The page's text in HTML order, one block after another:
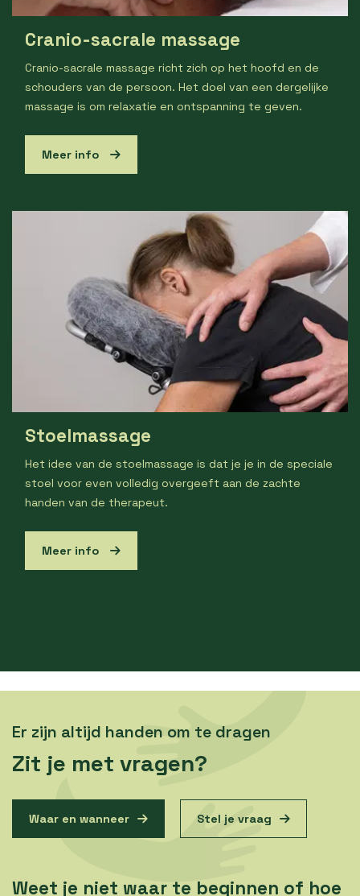
Cranio-sacrale massage
Cranio-sacrale massage richt zich op het hoofd en de
schouders van de persoon. Het doel van een dergelijke
massage is om relaxatie en ontspanning te geven.
Meer info
Stoelmassage
Het idee van de stoelmassage is dat je je in de speciale
stoel voor even volledig overgeeft aan de zachte
handen van de therapeut.
Meer info
Er zijn altijd handen om te dragen
Zit je met vragen?
Waar en wanneer Stel je vraag
Weet je niet waar te beginnen of hoe